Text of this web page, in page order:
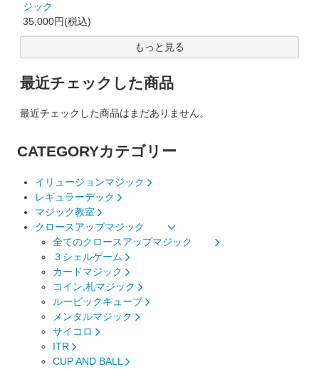
ジック
35,000円(税込)
もっと見る
最近チェックした商品
最近チェックした商品はまだありません。
CATEGORYカテゴリー
イリュージョンマジック
レギュラーデック
マジック教室
クロースアップマジック
全てのクロースアップマジック
３シェルゲーム
カードマジック
コイン,札マジック
ルービックキューブ
メンタルマジック
サイコロ
ITR
CUP AND BALL